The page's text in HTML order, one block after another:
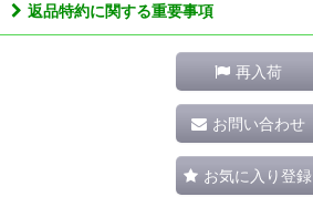
返品特約に関する重要事項
再入荷
お問い合わせ
お気に入り登録